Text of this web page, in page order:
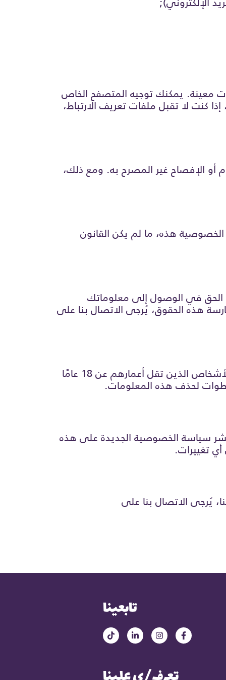
معينة. يمكنك توجيه المتصفح الخاص
كنت لا تقبل ملفات تعريف الارتباط،
أو الإفصاح غير المصرح به. ومع ذلك،
هذه، ما لم يكن القانون
في الوصول إلى معلوماتك
هذه الحقوق، يُرجى الاتصال بنا على
خدماتنا غير مخصصة للأفراد الذين تقل أعمارهم عن 18 عامًا. نحن لا نجمع معلومات شخصية من الأشخاص الذين تقل أعمارهم عن 18 عامًا
سياسة الخصوصية الجديدة على هذه
تغييرات.
يُرجى الاتصال بنا على
تابعينا